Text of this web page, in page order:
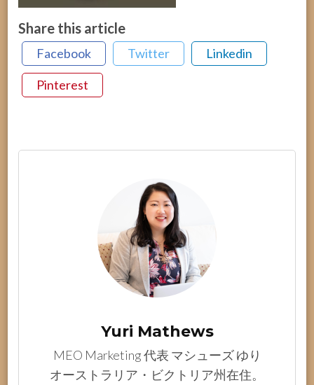
Share this article
Facebook Twitter Linkedin
Pinterest
Yuri Mathews
MEO Marketing 代表 マシューズ ゆり
オーストラリア・ビクトリア州在住。